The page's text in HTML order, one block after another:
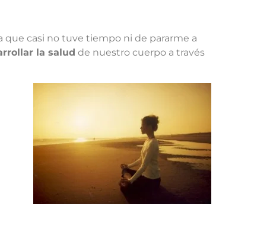
que casi no tuve tiempo ni de pararme a
la salud de nuestro cuerpo a través